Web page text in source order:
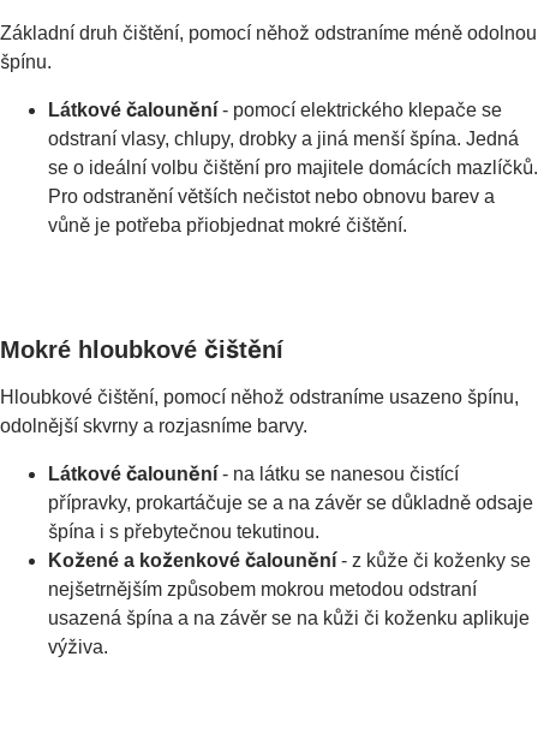
Základní druh čištění, pomocí něhož odstraníme méně odolnou
špínu.
Látkové čalounění - pomocí elektrického klepače se
odstraní vlasy, chlupy, drobky a jiná menší špína. Jedná
se o ideální volbu čištění pro majitele domácích mazlíčků.
Pro odstranění větších nečistot nebo obnovu barev a
vůně je potřeba přiobjednat mokré čištění.
Mokré hloubkové čištění
Hloubkové čištění, pomocí něhož odstraníme usazeno špínu,
odolnější skvrny a rozjasníme barvy.
Látkové čalounění - na látku se nanesou čistící
přípravky, prokartáčuje se a na závěr se důkladně odsaje
špína i s přebytečnou tekutinou.
Kožené a koženkové čalounění - z kůže či koženky se
nejšetrnějším způsobem mokrou metodou odstraní
usazená špína a na závěr se na kůži či koženku aplikuje
výživa.